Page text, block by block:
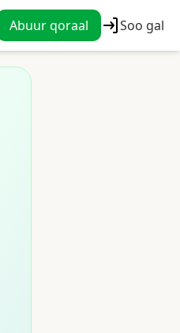
Abuur qoraal Soo gal